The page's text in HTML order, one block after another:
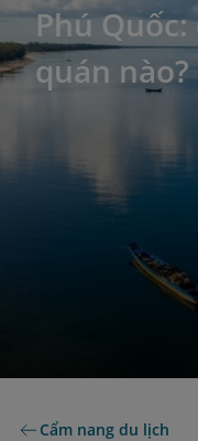
Phú
quán nào?
Cẩm nang du lịch